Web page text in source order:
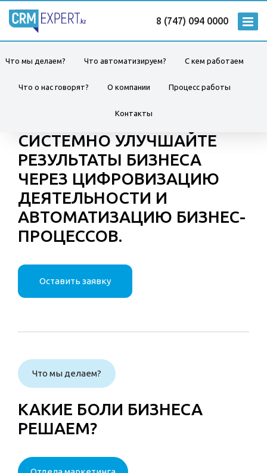
8 (747) 094 0000
Что мы делаем? Что автоматизируем? С кем работаем
Что о нас говорят? О компании Процесс работы
Контакты
СИСТЕМНО УЛУЧШАЙТЕ
РЕЗУЛЬТАТЫ БИЗНЕСА
ЧЕРЕЗ ЦИФРОВИЗАЦИЮ
ДЕЯТЕЛЬНОСТИ И
АВТОМАТИЗАЦИЮ БИЗНЕС-
ПРОЦЕССОВ.
Оставить заявку
Что мы делаем?
КАКИЕ БОЛИ БИЗНЕСА
РЕШАЕМ?